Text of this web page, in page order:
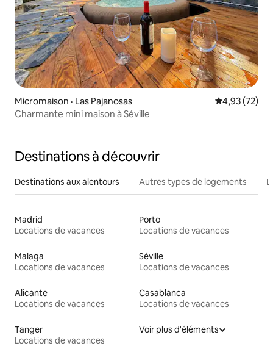
Micromaison · Las Pajanosas Note
4,93 (72)
Charmante mini maison à Séville
Destinations à découvrir
Destinations aux alentours Autres types de logements
Madrid
Locations de vacances
Porto
Locations de vacances
Malaga
Locations de vacances
Séville
Locations de vacances
Alicante
Locations de vacances
Casablanca
Locations de vacances
Tanger
Locations de vacances
Voir plus d'éléments